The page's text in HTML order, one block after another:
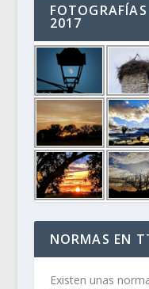
2017
NORMAS EN
Existen unas